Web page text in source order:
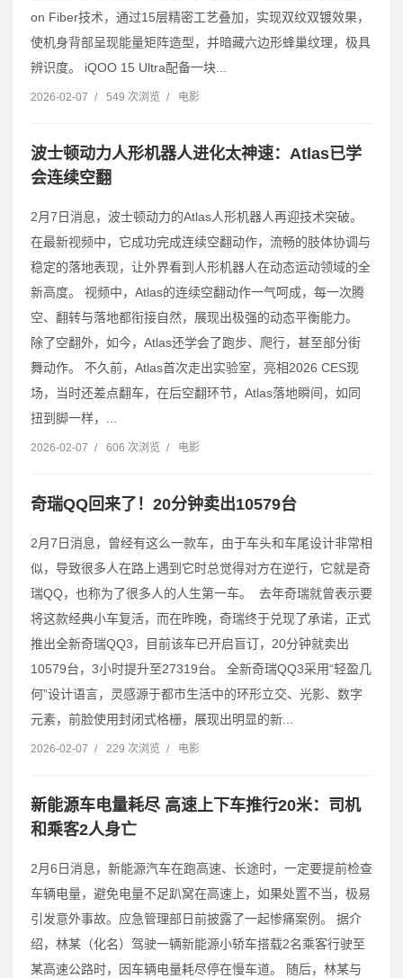
on Fiber技术，通过15层精密工艺叠加，实现双纹双镀效果，
使机身背部呈现能量矩阵造型，并暗藏六边形蜂巢纹理，极具
辨识度。 iQOO 15 Ultra配备一块...
2026-02-07 / 549 次浏览 / 电影
波士顿动力人形机器人进化太神速：Atlas已学
会连续空翻
2月7日消息，波士顿动力的Atlas人形机器人再迎技术突破。
在最新视频中，它成功完成连续空翻动作，流畅的肢体协调与
稳定的落地表现，让外界看到人形机器人在动态运动领域的全
新高度。 视频中，Atlas的连续空翻动作一气呵成，每一次腾
空、翻转与落地都衔接自然，展现出极强的动态平衡能力。
除了空翻外，如今，Atlas还学会了跑步、爬行，甚至部分街
舞动作。 不久前，Atlas首次走出实验室，亮相2026 CES现
场，当时还差点翻车，在后空翻环节，Atlas落地瞬间，如同
扭到脚一样，...
2026-02-07 / 606 次浏览 / 电影
奇瑞QQ回来了！20分钟卖出10579台
2月7日消息，曾经有这么一款车，由于车头和车尾设计非常相
似，导致很多人在路上遇到它时总觉得对方在逆行，它就是奇
瑞QQ，也称为了很多人的人生第一车。 去年奇瑞就曾表示要
将这款经典小车复活，而在昨晚，奇瑞终于兑现了承诺，正式
推出全新奇瑞QQ3，目前该车已开启盲订，20分钟就卖出
10579台，3小时提升至27319台。 全新奇瑞QQ3采用“轻盈几
何”设计语言，灵感源于都市生活中的环形立交、光影、数字
元素，前脸使用封闭式格栅，展现出明显的新...
2026-02-07 / 229 次浏览 / 电影
新能源车电量耗尽 高速上下车推行20米：司机
和乘客2人身亡
2月6日消息，新能源汽车在跑高速、长途时，一定要提前检查
车辆电量，避免电量不足趴窝在高速上，如果处置不当，极易
引发意外事故。应急管理部日前披露了一起惨痛案例。 据介
绍，林某（化名）驾驶一辆新能源小轿车搭载2名乘客行驶至
某高速公路时，因车辆电量耗尽停在慢车道。 随后，林某与